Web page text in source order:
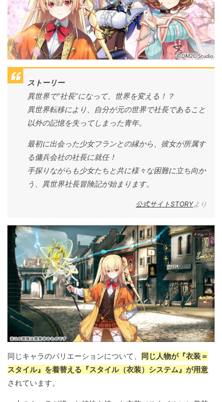
ストーリー
異世界で“社長”になって、世界を変える！？
異世界転移により、自分が元の世界で社長であること
以外の記憶を失ってしまった青年。
最初に出会った少女フランとの縁から、彼女が所属す
る傭兵会社の社長に就任！
手探りながらも少女たちと共に様々な困難に立ち向か
う、異世界社長冒険記が始まります。
公式サイトSTORYより
同じキャラのバリエーションについて、
同じ人物が『衣装＝
スタイル』を着替える『スタイル（衣装）システム』が用意
されています。